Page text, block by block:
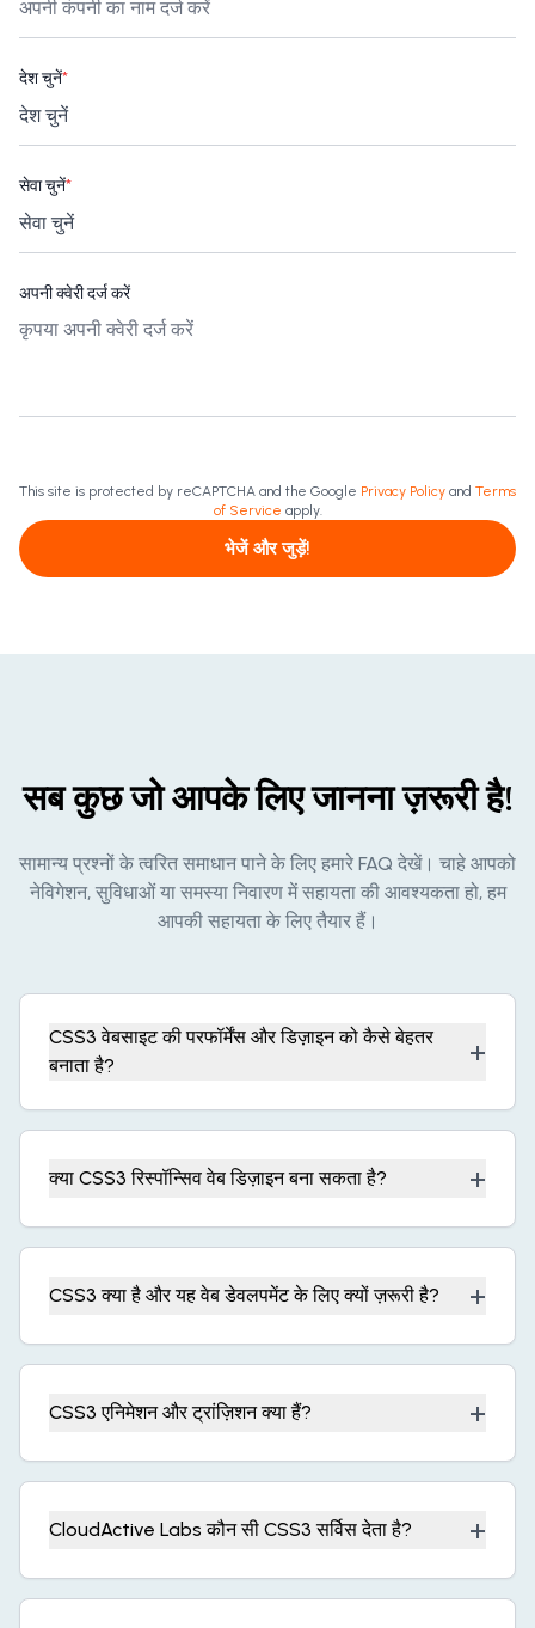
देश चुनें*
सेवा चुनें*
अपनी क्वेरी दर्ज करें
This site is protected by reCAPTCHA and the Google Privacy Policy and Terms
of Service apply.
भेजें और जुड़ें!
सब कुछ जो आपके लिए जानना ज़रूरी है!
सामान्य प्रश्नों के त्वरित समाधान पाने के लिए हमारे FAQ देखें। चाहे आपको
नेविगेशन, सुविधाओं या समस्या निवारण में सहायता की आवश्यकता हो, हम
आपकी सहायता के लिए तैयार हैं।
CSS3 वेबसाइट की परफॉर्मेंस और डिज़ाइन को कैसे बेहतर
बनाता है?
+
क्या CSS3 रिस्पॉन्सिव वेब डिज़ाइन बना सकता है? +
CSS3 क्या है और यह वेब डेवलपमेंट के लिए क्यों ज़रूरी है? +
CSS3 एनिमेशन और ट्रांज़िशन क्या हैं? +
CloudActive Labs कौन सी CSS3 सर्विस देता है? +